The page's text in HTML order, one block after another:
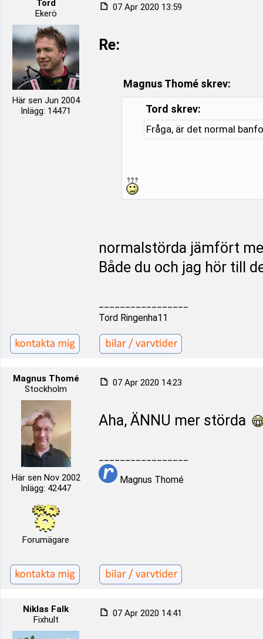
Tord
Ekerö
Här sen Jun 2004
Inlägg: 14471
07 Apr 2020 13:59
Re:
Magnus Thomé skrev:
Tord skrev:
Fråga, är det normal
normalstörda jämfört
Både du och jag hör till
Tord Ringenha11
Magnus Thomé
Stockholm
Här sen Nov 2002
Inlägg: 42447
Forumägare
07 Apr 2020 14:23
Aha, ÄNNU mer störda
Magnus Thomé
Niklas Falk
Fixhult
07 Apr 2020 14:41